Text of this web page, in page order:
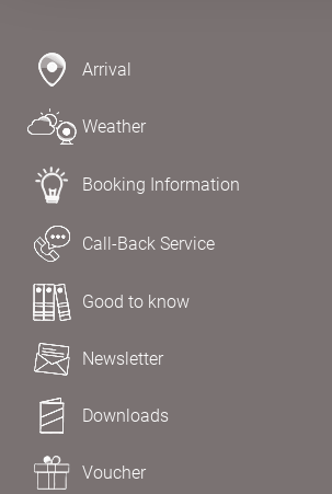
Arrival
Weather
Booking Information
Call-Back Service
Good to know
Newsletter
Downloads
Voucher